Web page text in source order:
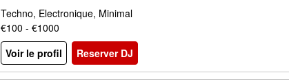
Techno, Electronique, Minimal
€100 - €1000
Voir le profil
Reserver DJ